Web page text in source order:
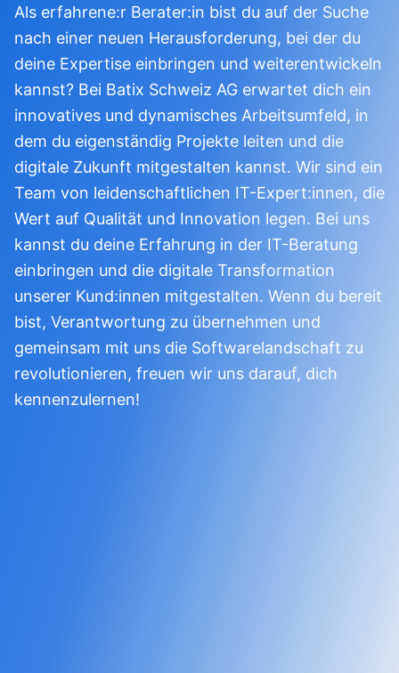
Als erfahrene:r Berater:in bist du auf der Suche
nach einer neuen Herausforderung, bei der du
deine Expertise einbringen und weiterentwickeln
kannst? Bei Batix Schweiz AG erwartet dich ein
innovatives und dynamisches Arbeitsumfeld, in
dem du eigenständig Projekte leiten und die
digitale Zukunft mitgestalten kannst. Wir sind ein
Team von leidenschaftlichen IT-Expert:innen, die
Wert auf Qualität und Innovation legen. Bei uns
kannst du deine Erfahrung in der IT-Beratung
einbringen und die digitale Transformation
unserer Kund:innen mitgestalten. Wenn du bereit
bist, Verantwortung zu übernehmen und
gemeinsam mit uns die Softwarelandschaft zu
revolutionieren, freuen wir uns darauf, dich
kennenzulernen!